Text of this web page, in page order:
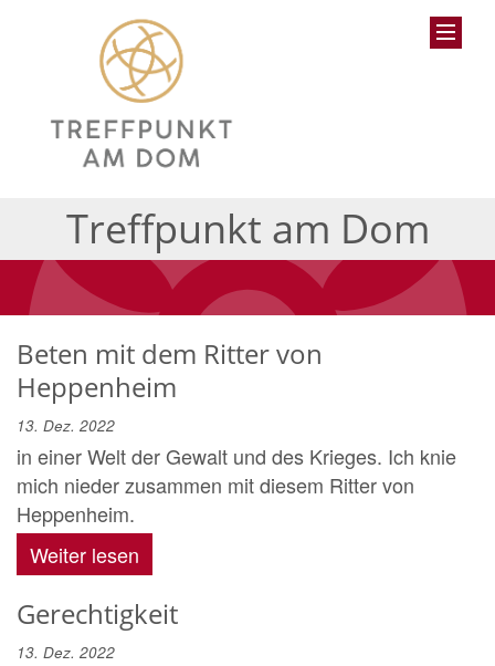
Treffpunkt am Dom
Beten mit dem Ritter von
Heppenheim
13. Dez. 2022
in einer Welt der Gewalt und des Krieges. Ich knie
mich nieder zusammen mit diesem Ritter von
Heppenheim.
Weiter lesen
Gerechtigkeit
13. Dez. 2022